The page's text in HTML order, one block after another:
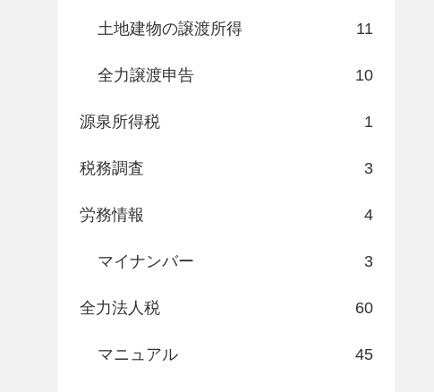
土地建物の譲渡所得 11
全力譲渡申告 10
源泉所得税 1
税務調査 3
労務情報 4
マイナンバー 3
全力法人税 60
マニュアル 45